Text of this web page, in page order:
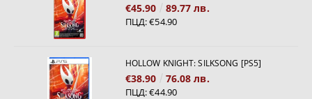
€45.90 89.77 лв.
ПЦД:€54.90
HOLLOW KNIGHT: SILKSONG [PS5]
€38.90 76.08 лв.
ПЦД:€44.90